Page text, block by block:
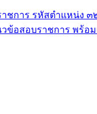
ชการ รหัสตำแหน่ง ๓
ข้อสอบราชการ พร้อม